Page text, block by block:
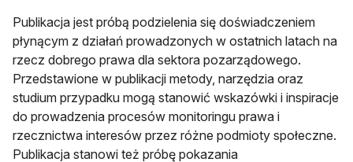
Publikacja jest próbą podzielenia się doświadczeniem
płynącym z działań prowadzonych w ostatnich latach na
rzecz dobrego prawa dla sektora pozarządowego.
Przedstawione w publikacji metody, narzędzia oraz
studium przypadku mogą stanowić wskazówki i inspiracje
do prowadzenia procesów monitoringu prawa i
rzecznictwa interesów przez różne podmioty społeczne.
Publikacja stanowi też próbę pokazania